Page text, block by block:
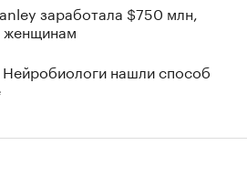
заработала $750 млн,
женщинам
нашли способ